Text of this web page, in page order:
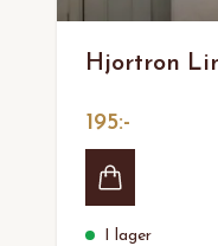
Hjortron
195:-
I lager